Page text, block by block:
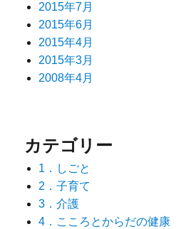
2015年7月
2015年6月
2015年4月
2015年3月
2008年4月
カテゴリー
1．しごと
2．子育て
3．介護
4．こころとからだの健康